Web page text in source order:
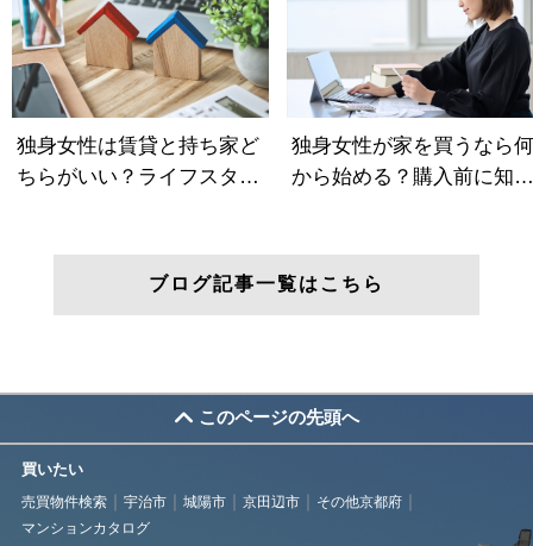
ブログ記事一覧はこちら
このページの先頭へ
買いたい
売買物件検索 宇治市 城陽市 京田辺市
その他京都府
マンションカタログ